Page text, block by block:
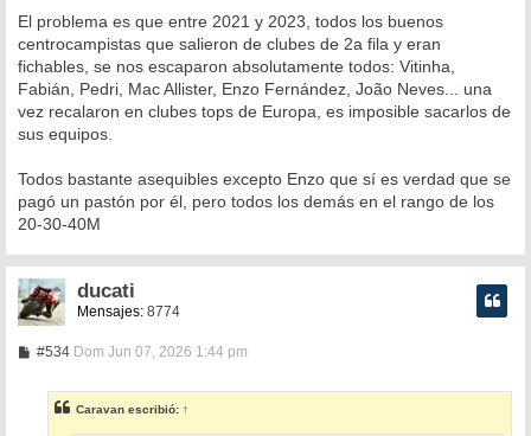
El problema es que entre 2021 y 2023, todos los buenos
centrocampistas que salieron de clubes de 2a fila y eran
fichables, se nos escaparon absolutamente todos: Vitinha,
Fabián, Pedri, Mac Allister, Enzo Fernández, João Neves... una
vez recalaron en clubes tops de Europa, es imposible sacarlos de
sus equipos.
Todos bastante asequibles excepto Enzo que sí es verdad que se
pagó un pastón por él, pero todos los demás en el rango de los
20-30-40M
ducati
Mensajes: 8774
#534M
s
a
Dom Jun 07, 2026 1:44 pm
Caravan escribió: ↑